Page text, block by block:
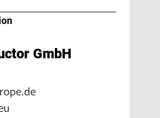
GmbH